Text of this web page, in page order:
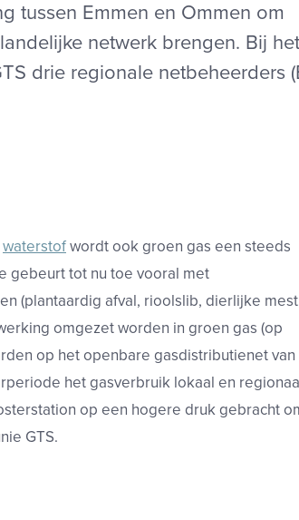
tussen Emmen en Ommen om
netwerk brengen. Bij het
drie regionale netbeheerders
waterstofwordt ook groen gas een steeds
gebeurt tot nu toe vooral met
(plantaardig afval, rioolslib, dierlijke
omgezet worden in groen gas (op
op het openbare gasdistributienet van
het gasverbruik lokaal en
op een hogere druk gebracht
GTS.